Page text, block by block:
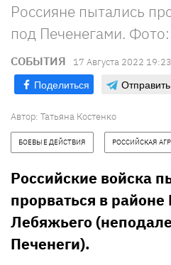
Россияне пытались
под Печенегами.
СОБЫТИЯ 17 Августа 2022 19:23
Поделиться Отправить
Автор: Татьяна Костенко
БОЕВЫЕ ДЕЙСТВИЯ РОССИЙСКАЯ
Российские войска
прорваться в
Лебяжьего
Печенеги).